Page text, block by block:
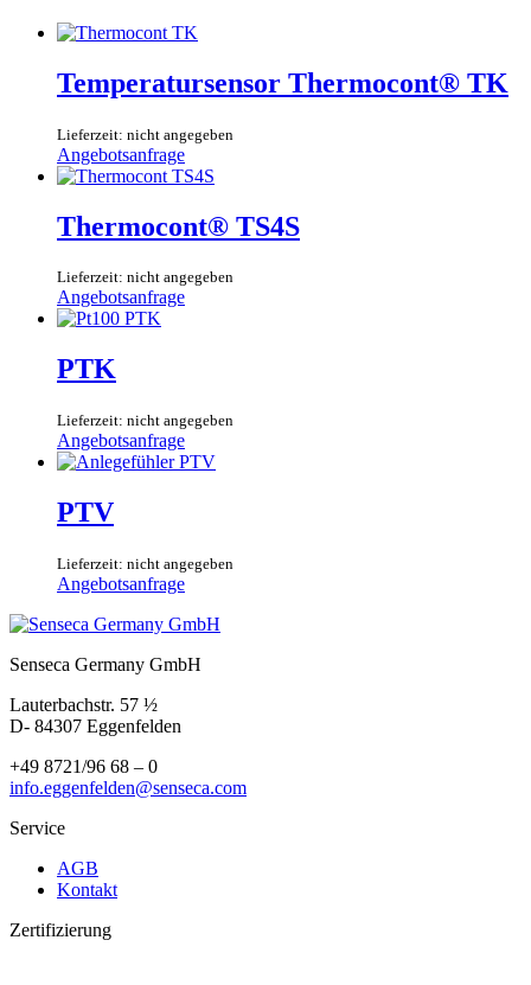
Temperatursensor Thermocont® TK
Lieferzeit: nicht angegeben
Angebotsanfrage
Thermocont® TS4S
Lieferzeit: nicht angegeben
Angebotsanfrage
PTK
Lieferzeit: nicht angegeben
Angebotsanfrage
PTV
Lieferzeit: nicht angegeben
Angebotsanfrage
Senseca Germany GmbH
Lauterbachstr. 57 ½
D- 84307 Eggenfelden
+49 8721/96 68 – 0
info.eggenfelden@senseca.com
Service
AGB
Kontakt
Zertifizierung